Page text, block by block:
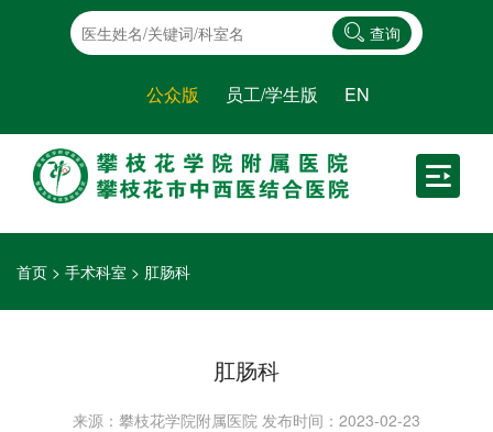
查询
公众版 员工/学生版 EN
首页 > 手术科室 > 肛肠科
肛肠科
来源：攀枝花学院附属医院 发布时间：2023-02-23